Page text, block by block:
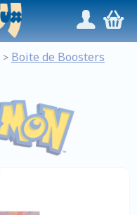
/,
> Boite de Boosters